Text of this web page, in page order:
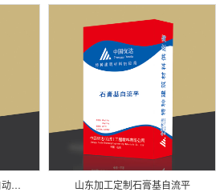
山东厚层石膏自流平,地面自动找平石膏 山东加工定制石膏基自流平